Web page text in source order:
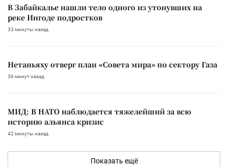
В Забайкалье нашли тело одного из утонувших на
реке Ингоде подростков
33 минуты назад
Нетаньяху отверг план «Совета мира» по сектору Газа
36 минут назад
МИД: В НАТО наблюдается тяжелейший за всю
историю альянса кризис
42 минуты назад
Показать ещё